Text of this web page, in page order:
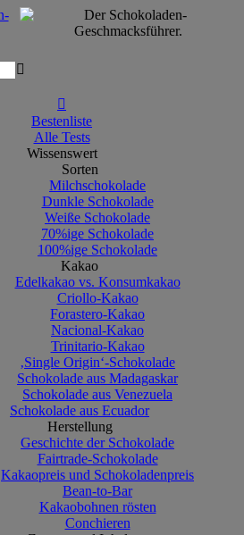


Bestenliste
Alle Tests
Wissenswert
Sorten
Milchschokolade
Dunkle Schokolade
Weiße Schokolade
70%ige Schokolade
100%ige Schokolade
Kakao
Edelkakao vs. Konsumkakao
Criollo-Kakao
Forastero-Kakao
Nacional-Kakao
Trinitario-Kakao
‚Single Origin‘-Schokolade
Schokolade aus Madagaskar
Schokolade aus Venezuela
Schokolade aus Ecuador
Herstellung
Geschichte der Schokolade
Fairtrade-Schokolade
Kakaopreis und Schokoladenpreis
Bean-to-Bar
Kakaobohnen rösten
Conchieren